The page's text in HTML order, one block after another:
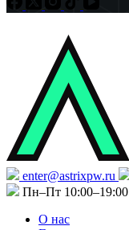
enter@astrixpw.ru
Пн–Пт 10:00–19:00
О нас